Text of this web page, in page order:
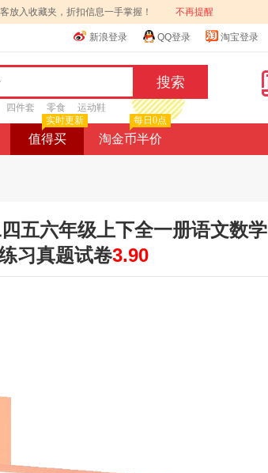
客放入收藏夹，折扣信息一手掌握！ 不再提醒
新浪登录 QQ登录 淘宝登录
四件套 零食 运动鞋
值得买
实时更新
淘金币半价
每日0点
五六年级上下全一册语文数学
习真题试卷3.90